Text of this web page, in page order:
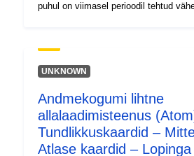
puhul on viimasel perioodil tehtud
kuid ka ebakorrapärased isendid. See
teadmiste seisu selle teostumise ajal,
kindlaksmääratud alasid on võimalik. Lisateabe
saamiseks vaadake kaardi
kaarte.
UNKNOWN
Andmekogumi lihtne
allalaadimisteenus
Tundlikkuskaardid –
Atlase kaardid –